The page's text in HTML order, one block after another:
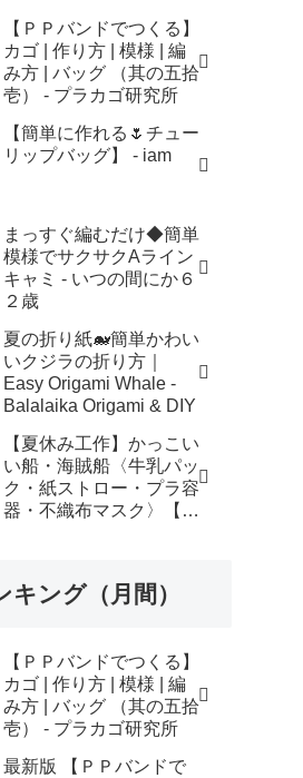
【ＰＰバンドでつくる】
カゴ | 作り方 | 模様 | 編
み方 | バッグ （其の五拾
壱） - プラカゴ研究所
【簡単に作れる🌷チュー
リップバッグ】 - iam
まっすぐ編むだけ◆簡単
模様でサクサクAライン
キャミ - いつの間にか６
２歳
夏の折り紙🐋簡単かわい
いクジラの折り方｜
Easy Origami Whale -
Balalaika Origami & DIY
【夏休み工作】かっこい
い船・海賊船〈牛乳パッ
ク・紙ストロー・プラ容
器・不織布マスク〉【自
キング（月間）
【ＰＰバンドでつくる】
カゴ | 作り方 | 模様 | 編
み方 | バッグ （其の五拾
壱） - プラカゴ研究所
最新版 【ＰＰバンドで